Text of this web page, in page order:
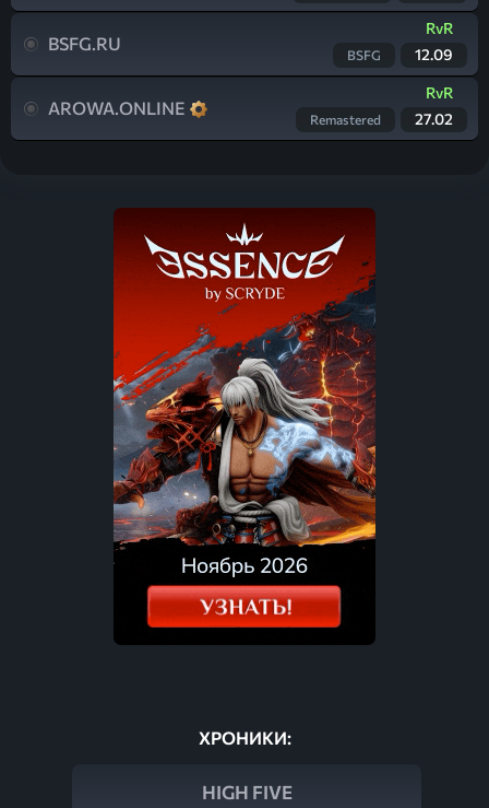
BSFG.RU
RvR
BSFG 12.09
AROWA.ONLINE
RvR
Remastered 27.02
ХРОНИКИ:
HIGH FIVE